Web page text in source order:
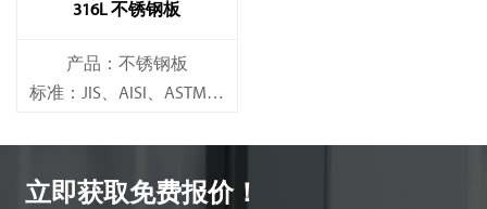
316L 不锈钢板
产品：不锈钢板
标准：JIS、AISI、ASTM、
立即获取免费报价！